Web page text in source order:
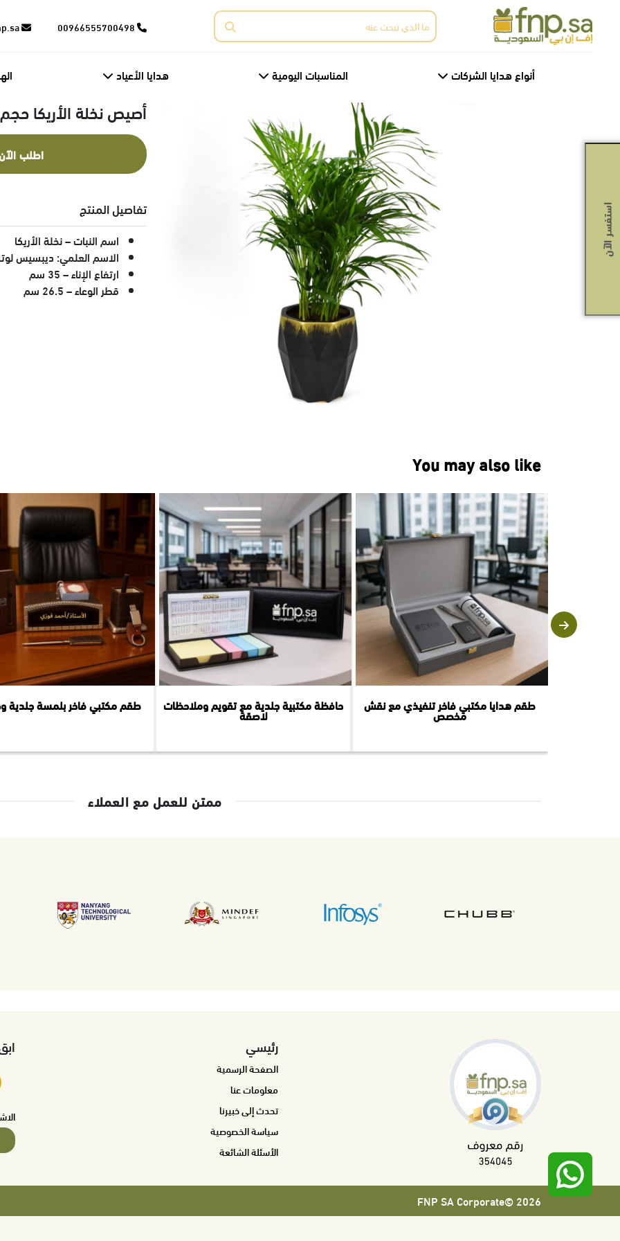
استفسر الآن
البحث
عن:
أنواع هدايا الشركات المناسبات اليومية هدايا الأعياد
أصيص نخلة الأريكا
اطلب
تفاصيل المنتج
اسم النبات – نخلة الأريكا
الاسم العلمي: ديبسيس
ارتفاع الإناء – 35 سم
قطر الوعاء – 26.5 سم
You may also like
طقم هدايا مكتبي فاخر تنفيذي مع نقش
مخصص
حافظة مكتبية جلدية مع تقويم وملاحظات
لاصقة
طقم مكتبي فاخر بلمسة جلدية
ممتن للعمل مع العملاء
رئيسي
الصفحة الرسمية
معلومات عنا
تحدث إلى خبيرنا
سياسة الخصوصية
الأسئلة الشائعة
2026 ©FNP SA Corporate